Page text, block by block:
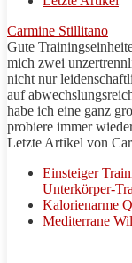
Carmine Stillitano
Gute
mich zwei
nicht nur
auf
habe ich eine ganz
probiere immer
Letzte Artikel von
Einsteiger
Unterkörper-
Kalorienarme
Mediterrane